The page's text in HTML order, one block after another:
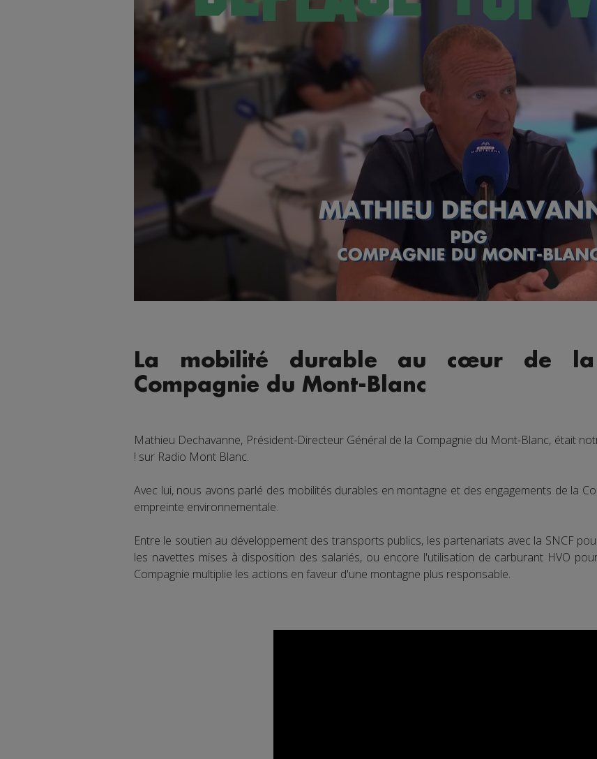
La mobilité durable au cœur de
Compagnie du Mont-Blanc
Mathieu Dechavanne, Président-Directeur Général de la Compagnie du Mont-Blanc, était
! sur Radio Mont Blanc.
Avec lui, nous avons parlé des mobilités durables en montagne et des engagements de la
empreinte environnementale.
Entre le soutien au développement des transports publics, les partenariats avec la SNCF
les navettes mises à disposition des salariés, ou encore l'utilisation de carburant HVO
Compagnie multiplie les actions en faveur d'une montagne plus responsable.